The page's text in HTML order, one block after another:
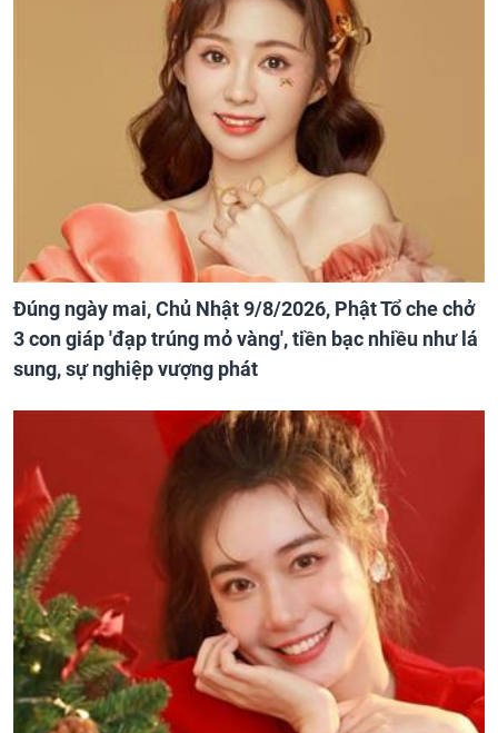
Đúng ngày mai, Chủ Nhật 9/8/2026, Phật Tổ che chở
3 con giáp 'đạp trúng mỏ vàng', tiền bạc nhiều như lá
sung, sự nghiệp vượng phát